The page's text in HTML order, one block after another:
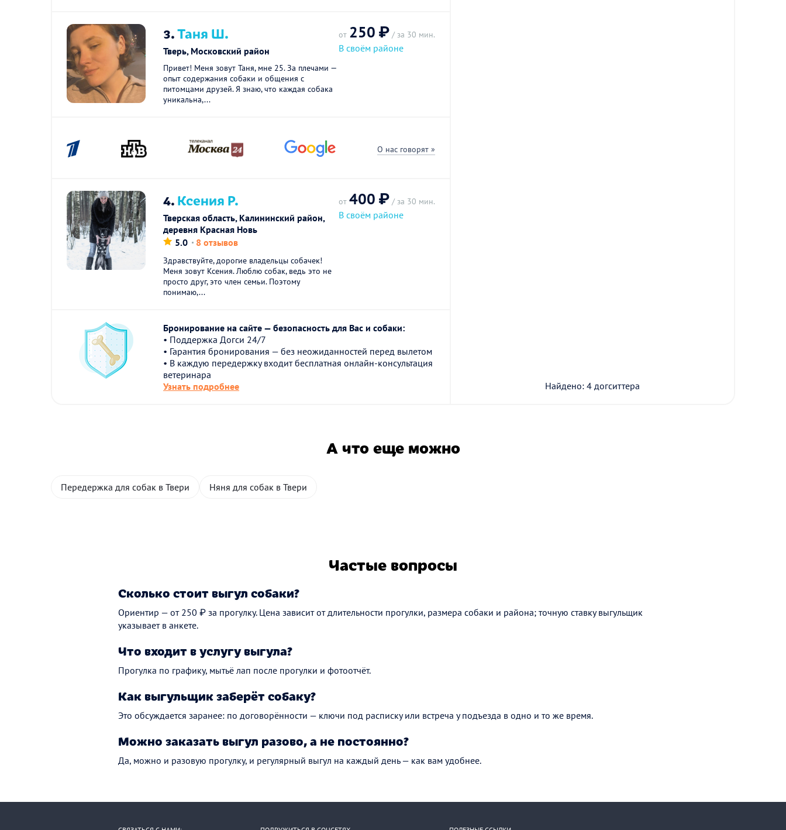
3.Таня Ш.
Тверь, Московский район
Привет! Меня зовут Таня, мне 25. За плечами —
опыт содержания собаки и общения с
питомцами друзей. Я знаю, что каждая собака
уникальна,...
от 250 ₽ / за 30 мин.
В своём районе
О нас говорят »
4.Ксения Р.
Тверская область, Калининский район,
деревня Красная Новь
5.0
8 отзывов
Здравствуйте, дорогие владельцы собачек!
Меня зовут Ксения. Люблю собак, ведь это не
просто друг, это член семьи. Поэтому
понимаю,...
от 400 ₽ / за 30 мин.
В своём районе
Бронирование на сайте — безопасность для Вас и собаки:
• Поддержка Догси 24/7
• Гарантия бронирования — без неожиданностей перед вылетом
• В каждую передержку входит бесплатная онлайн-консультация
ветеринара
Узнать подробнее
Найдено: 4 догситтера
А что еще можно
Передержка для собак в Твери Няня для собак в Твери
Частые вопросы
Сколько стоит выгул собаки?
Ориентир — от 250 ₽ за прогулку. Цена зависит от длительности прогулки, размера собаки и района; точную ставку выгульщик
указывает в анкете.
Что входит в услугу выгула?
Прогулка по графику, мытьё лап после прогулки и фотоотчёт.
Как выгульщик заберёт собаку?
Это обсуждается заранее: по договорённости — ключи под расписку или встреча у подъезда в одно и то же время.
Можно заказать выгул разово, а не постоянно?
Да, можно и разовую прогулку, и регулярный выгул на каждый день — как вам удобнее.